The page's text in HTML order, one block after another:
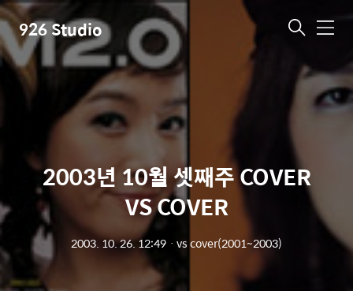
926 Studio 메
2003년 10월 셋째주 COVER
VS COVER
2003. 10. 26. 12:49 ㆍ vs cover(2001~2003)